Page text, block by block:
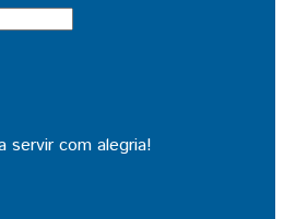
servir com alegria!